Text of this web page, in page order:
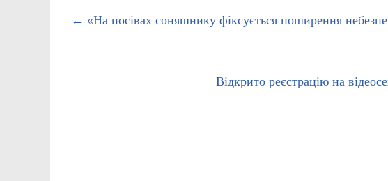
← «На посівах соняшнику фіксується поширення
Відкрито реєстрацію на